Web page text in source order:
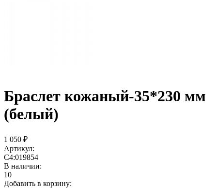
Браслет кожаный-35*230 мм
(белый)
1 050 ₽
Артикул:
С4:019854
В наличии:
10
Добавить в корзину: